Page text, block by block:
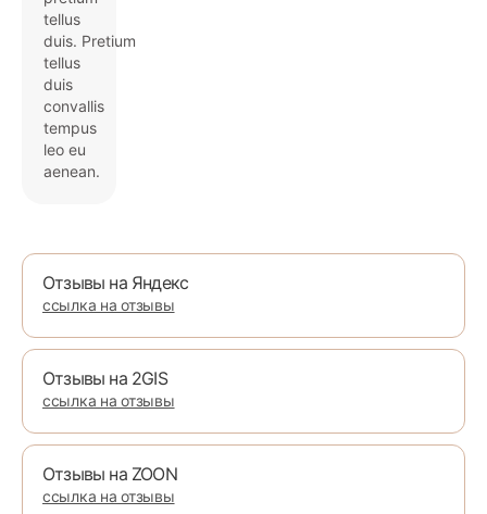
tellus
duis. Pretium
tellus
duis
convallis
tempus
leo eu
aenean.
Отзывы на Яндекс
ссылка на отзывы
Отзывы на 2GIS
ссылка на отзывы
Отзывы на ZOON
ссылка на отзывы